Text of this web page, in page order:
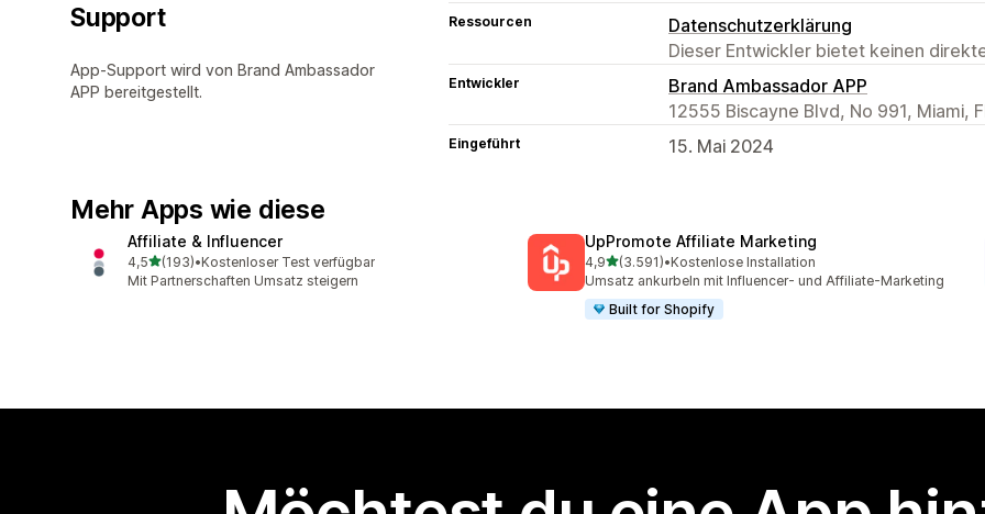
Support
App-Support wird von Brand Ambassador
APP bereitgestellt.
Ressourcen
Datenschutzerklärung
Dieser Entwickler bietet keinen
Entwickler
Brand Ambassador APP
12555 Biscayne Blvd, No 991, Miami,
Eingeführt 15. Mai 2024
Mehr Apps wie diese
Affiliate & Influencer
4,5von 5 Sternen
(193)
193 Rezensionen insgesamt
•Kostenloser Test verfügbar
Mit Partnerschaften Umsatz steigern
UpPromote Affiliate Marketing
4,9von 5 Sternen
(3.591)
3591 Rezensionen insgesamt
•Kostenlose Installation
Umsatz ankurbeln mit Influencer- und Affiliate-Marketing
Built for Shopify